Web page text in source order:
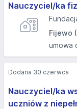
Nauczyciel/ka
Fijewo
umowa
Nauczyciel/ka
uczniów z
Dodana 30 czerwca